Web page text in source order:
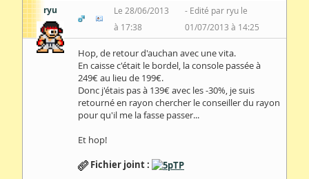
ryu
Le 28/06/2013
à 17:38
Edité par ryu le
01/07/2013 à 14:25
Hop, de retour d'auchan avec une vita.
En caisse c'était le bordel, la console passée à
249€ au lieu de 199€.
Donc j'étais pas à 139€ avec les -30%, je suis
retourné en rayon chercher le conseiller du rayon
pour qu'il me la fasse passer...
Et hop!
Fichier joint :